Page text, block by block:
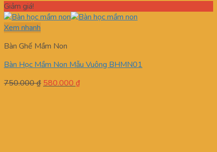
Giảm giá!
Xem nhanh
Bàn Ghế Mầm Non
Bàn Học Mầm Non Mẫu Vuông BHMN01
750.000₫ Giá
580.000 ₫